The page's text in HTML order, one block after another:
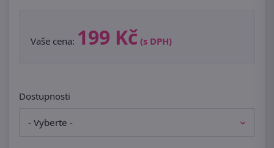
Vaše cena: 199 Kč (s DPH)
Dostupnosti